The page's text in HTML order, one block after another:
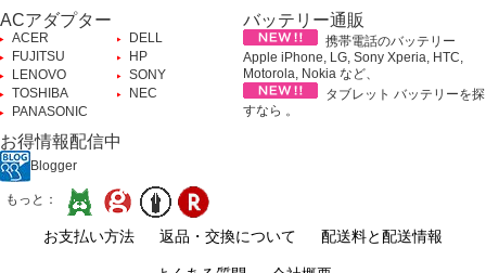
ACアダプター
ACER
DELL
FUJITSU
HP
LENOVO
SONY
TOSHIBA
NEC
PANASONIC
バッテリー通販
携帯電話のバッテリー
Apple iPhone, LG, Sony Xperia, HTC,
Motorola, Nokia など、
タブレット バッテリーを探
すなら 。
お得情報配信中
Blogger
もっと：
お支払い方法 返品・交換について 配送料と配送情報